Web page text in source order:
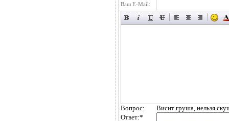
Ваш E-Mail:
Вопрос:
Висит груша, нельзя
Ответ:*